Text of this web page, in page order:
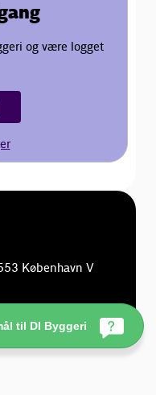
og være logget
København V
til DI Byggeri